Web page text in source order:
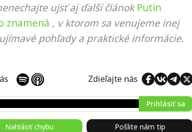
ujsť aj ďalší článok Putin
znamená , v ktorom sa venujeme inej
pohľady a praktické informácie.
Zdieľajte nás
Prihlásiť sa
Nahlásiť chybu Pošlite nám tip